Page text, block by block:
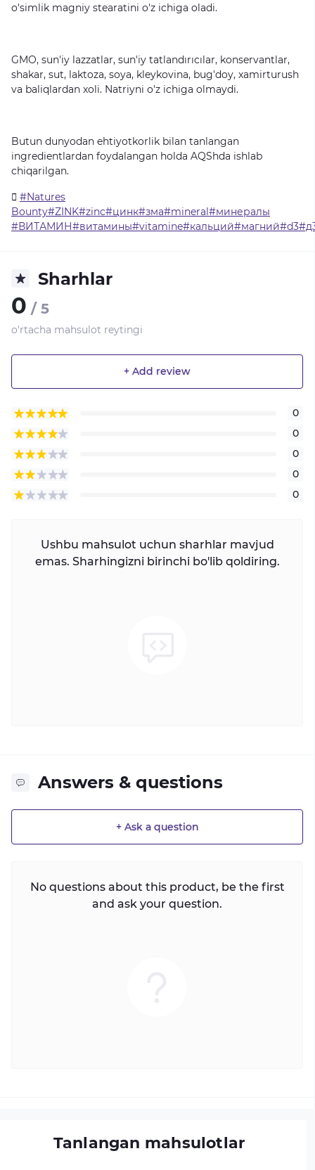
o'simlik magniy stearatini o'z ichiga oladi.
GMO, sun'iy lazzatlar, sun'iy tatlandırıcılar, konservantlar,
shakar, sut, laktoza, soya, kleykovina, bug'doy, xamirturush
va baliqlardan xoli. Natriyni o'z ichiga olmaydi.
Butun dunyodan ehtiyotkorlik bilan tanlangan
ingredientlardan foydalangan holda AQShda ishlab
chiqarilgan.
#Natures
Bounty#ZINK#zinc#цинк#зма#mineral#минералы
Sharhlar
0 / 5
o'rtacha mahsulot reytingi
+ Add review
0
0
0
0
0
Ushbu mahsulot uchun sharhlar mavjud
emas. Sharhingizni birinchi bo'lib qoldiring.
Answers & questions
+ Ask a question
No questions about this product, be the first
and ask your question.
Tanlangan mahsulotlar